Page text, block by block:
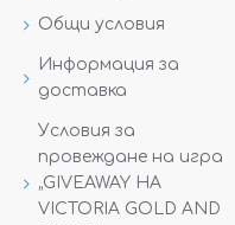
Общи условия
Информация за
доставка
Условия за
провеждане на игра
„GIVEAWAY НА
VICTORIA GOLD AND